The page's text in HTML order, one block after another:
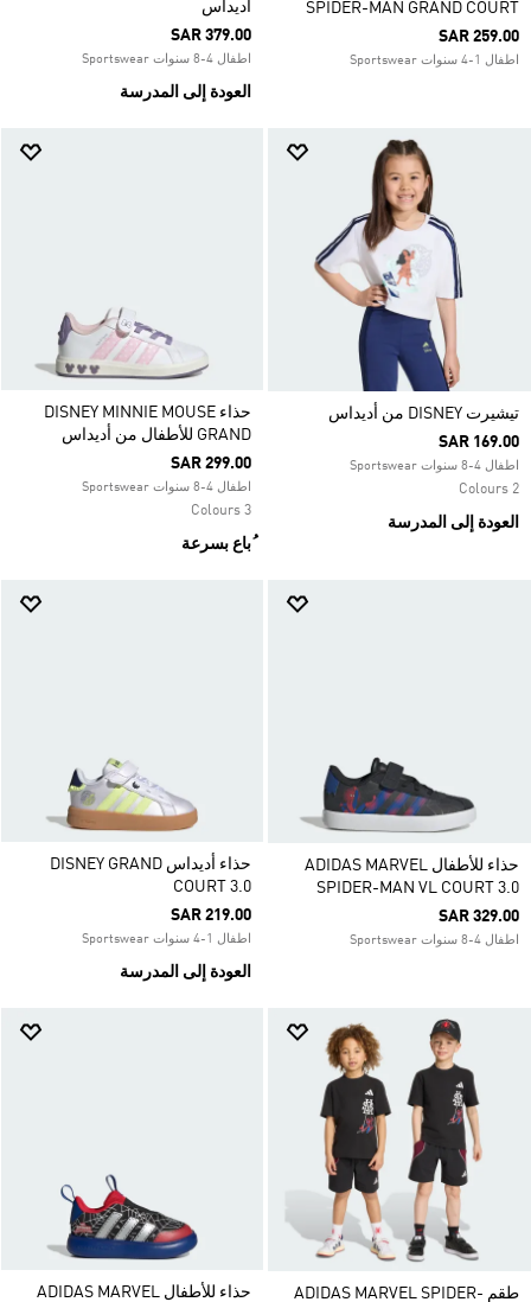
SPIDER-MAN GRAND COURT
SAR 259.00
اطفال 1-4 سنوات Sportswear
أديداس
SAR 379.00
اطفال 4-8 سنوات Sportswear
العودة إلى المدرسة
تيشيرت DISNEY من أديداس
SAR 169.00
اطفال 4-8 سنوات Sportswear
2 Colours
العودة إلى المدرسة
حذاء DISNEY MINNIE MOUSE
GRAND للأطفال من أديداس
SAR 299.00
اطفال 4-8 سنوات Sportswear
3 Colours
ُباع بسرعة
حذاء للأطفال ADIDAS MARVEL
SPIDER-MAN VL COURT 3.0
SAR 329.00
اطفال 4-8 سنوات Sportswear
حذاء أديداس DISNEY GRAND
COURT 3.0
SAR 219.00
اطفال 1-4 سنوات Sportswear
العودة إلى المدرسة
طقم ADIDAS MARVEL SPIDER- حذاء للأطفال ADIDAS MARVEL